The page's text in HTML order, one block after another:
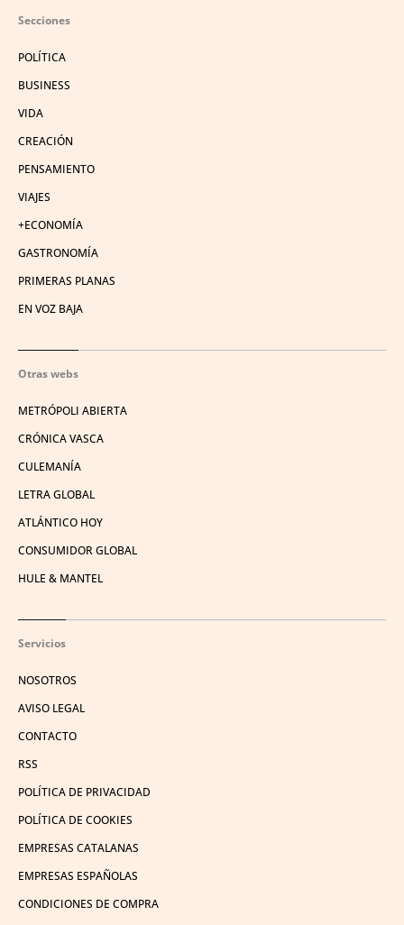
Secciones
POLÍTICA
BUSINESS
VIDA
CREACIÓN
PENSAMIENTO
VIAJES
+ECONOMÍA
GASTRONOMÍA
PRIMERAS PLANAS
EN VOZ BAJA
Otras webs
METRÓPOLI ABIERTA
CRÓNICA VASCA
CULEMANÍA
LETRA GLOBAL
ATLÁNTICO HOY
CONSUMIDOR GLOBAL
HULE & MANTEL
Servicios
NOSOTROS
AVISO LEGAL
CONTACTO
RSS
POLÍTICA DE PRIVACIDAD
POLÍTICA DE COOKIES
EMPRESAS CATALANAS
EMPRESAS ESPAÑOLAS
CONDICIONES DE COMPRA